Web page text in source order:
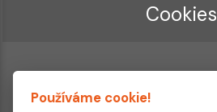
Cookies
Používáme cookie!